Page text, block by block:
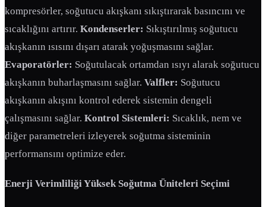
kompresörler, soğutucu akışkanı sıkıştırarak basıncını ve
sıcaklığını artırır. Kondenserler: Sıkıştırılmış soğutucu
akışkanın ısısını dışarı atarak yoğuşmasını sağlar.
Evaporatörler: Soğutulacak ortamdan ısıyı alarak soğutucu
akışkanın buharlaşmasını sağlar. Valfler: Soğutucu
akışkanın akışını kontrol ederek sistemin dengeli
çalışmasını sağlar. Kontrol Sistemleri: Sıcaklık, nem ve
diğer parametreleri izleyerek soğutma sisteminin
performansını optimize eder.
Enerji Verimliliği Yüksek Soğutma Üniteleri Seçimi